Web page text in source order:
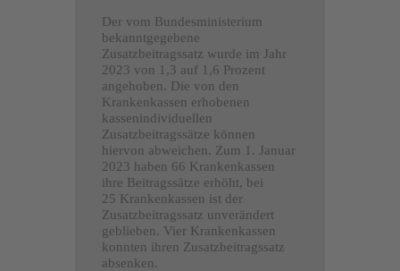
Der vom Bundesministerium
bekanntgegebene
Zusatzbeitragssatz wurde im Jahr
2023 von 1,3 auf 1,6 Prozent
angehoben. Die von den
Krankenkassen erhobenen
kassenindividuellen
Zusatzbeitragssätze können
hiervon abweichen. Zum 1. Januar
2023 haben 66 Krankenkassen
ihre Beitragssätze erhöht, bei
25 Krankenkassen ist der
Zusatzbeitragssatz unverändert
geblieben. Vier Krankenkassen
konnten ihren Zusatzbeitragssatz
absenken.